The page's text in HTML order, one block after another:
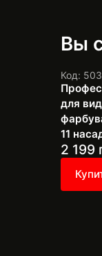
Вы
Код:
для
11
2 199